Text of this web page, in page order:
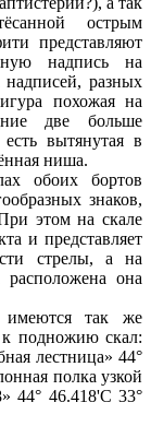
острым
представляют
надпись на
надписей, разных
похожая на
две больше
вытянутая в
ниша.
обоих бортов
знаков,
этом на скале
и представляет
стрелы, а на
расположена она
имеются так же
к подножию скал:
лестница» 44°
полка узкой
44° 46.418'С 33°